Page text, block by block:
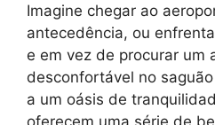
Imagine chegar ao
antecedência, ou
e em vez de procurar um
desconfortável no
a um oásis de
oferecem uma série de